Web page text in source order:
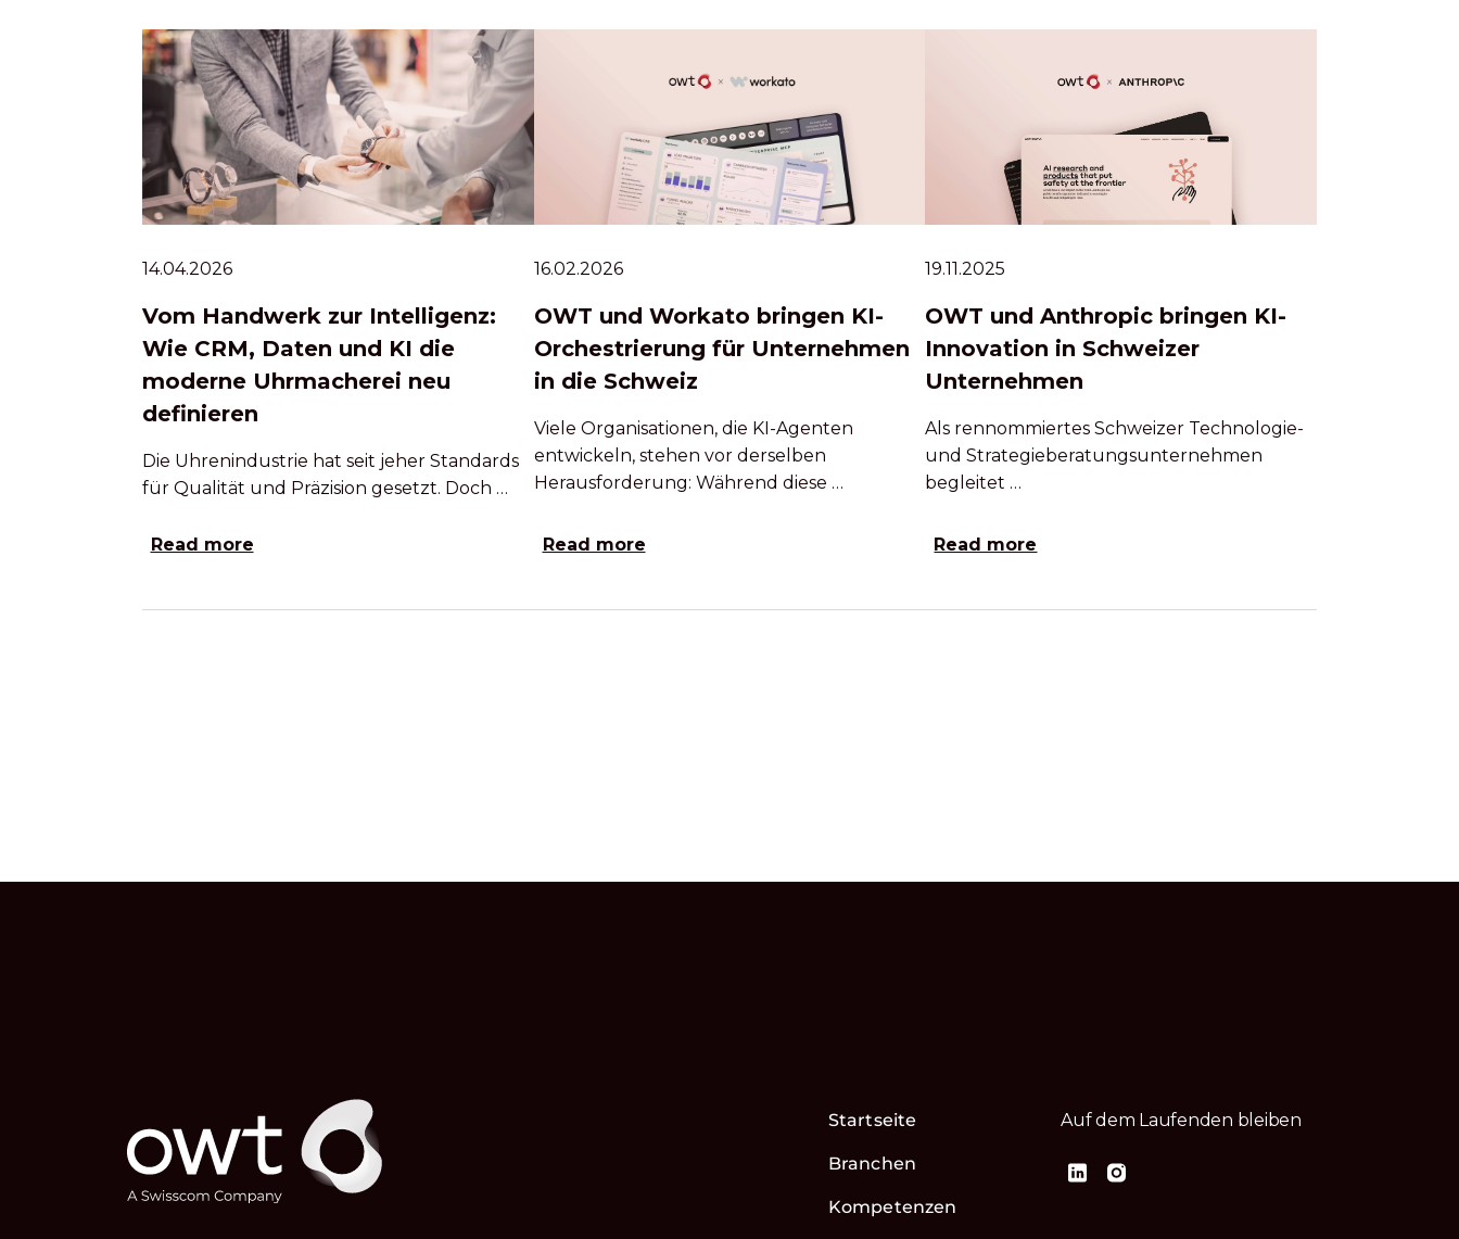
14.04.2026
Vom Handwerk zur Intelligenz:
Wie CRM, Daten und KI die
moderne Uhrmacherei neu
definieren
Die Uhrenindustrie hat seit jeher Standards
für Qualität und Präzision gesetzt. Doch …
Read more
16.02.2026
OWT und Workato bringen KI-
Orchestrierung für Unternehmen
in die Schweiz
Viele Organisationen, die KI-Agenten
entwickeln, stehen vor derselben
Herausforderung: Während diese …
Read more
19.11.2025
OWT und Anthropic bringen KI-
Innovation in Schweizer
Unternehmen
Als rennommiertes Schweizer Technologie-
und Strategieberatungsunternehmen
begleitet …
Read more
Startseite
Branchen
Kompetenzen
Auf dem Laufenden bleiben